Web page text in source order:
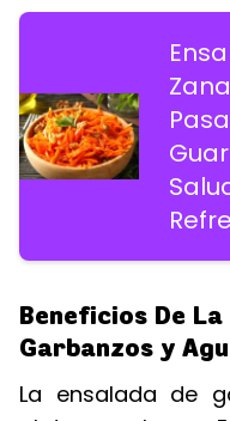
Beneficios De La
Garbanzos y
La ensalada de